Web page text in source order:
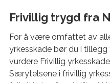
Frivillig trygd fra
For å være omfattet av
yrkesskade bør du i
vurdere Frivillig
Særytelsene i frivillig